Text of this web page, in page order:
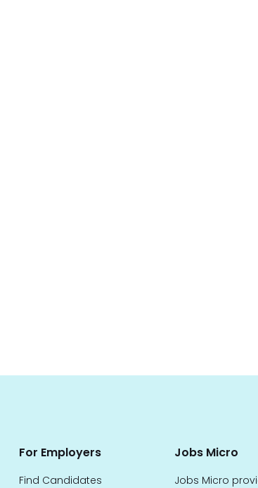
For Employers
Find Candidates
Jobs Micro
Jobs Micro